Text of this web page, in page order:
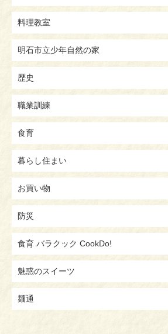
料理教室
明石市立少年自然の家
歴史
職業訓練
食育
暮らし住まい
お買い物
防災
食育 バラクック CookDo!
魅惑のスイーツ
麺通